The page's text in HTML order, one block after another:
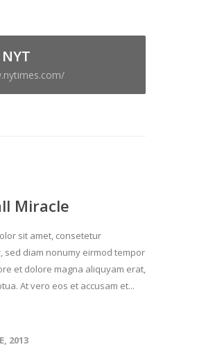
Miracle
sit amet, consetetur
sed diam nonumy eirmod tempor
et dolore magna aliquyam erat,
At vero eos et accusam et...
2013